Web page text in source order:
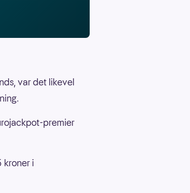
var det likevel
premier
kroner i